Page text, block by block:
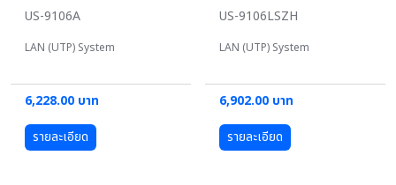
US-9106A
LAN (UTP) System
6,228.00 บาท
รายละเอียด
US-9106LSZH
LAN (UTP) System
6,902.00 บาท
รายละเอียด